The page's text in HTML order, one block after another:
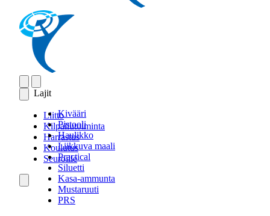
Lajit
Kivääri
Pistooli
Haulikko
Liikkuva maali
Practical
Siluetti
Kasa-ammunta
Mustaruuti
PRS
Liitto
Kilpailutoiminta
Harrastus
Koulutus
Seuroille